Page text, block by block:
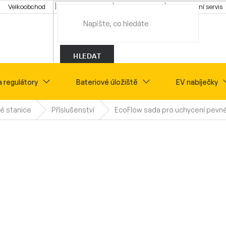
Velkoobchod Montážní servis
HLEDAT
regulátory Bateriové úložiště EV nabíječky
Sety Novinky
stanice Příslušenství EcoFlow sada pro uchycení